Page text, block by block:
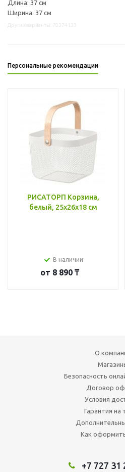
Длина: 37 см
Ширина: 37 см
Персональные рекомендации
РИСАТОРП Корзина,
белый, 25x26x18 см
В наличии
от 8 890 ₸
О
Безопасность
Договор
Условия
Гарантия на
Как
+7 727 31